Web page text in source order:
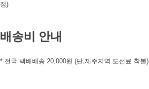
정)
배송비 안내
* 전국 택배배송 20,000원 (단,제주지역 도선료 착불)